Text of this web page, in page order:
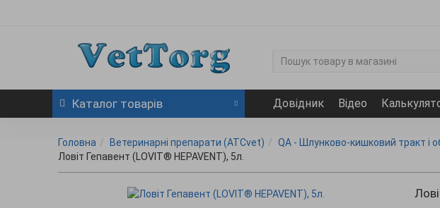
Каталогтоварів Довідник Відео
Головна Ветеринарні препарати (ATCvet) QA - Шлунково-кишковий тракт і
Ловіт Гепавент (LOVIT® HEPAVENT), 5л.